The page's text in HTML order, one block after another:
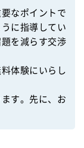
なポイントで
に指導してい
を減らす交渉
体験にいらし
す。先に、お